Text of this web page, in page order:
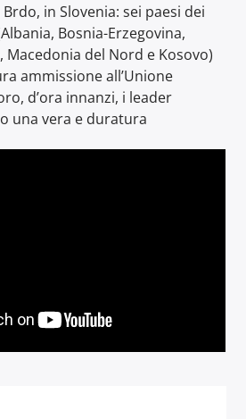
in Slovenia: sei paesi dei
Bosnia-Erzegovina,
del Nord e Kosovo)
ammissione all’Unione
d’ora innanzi, i leader
una vera e duratura